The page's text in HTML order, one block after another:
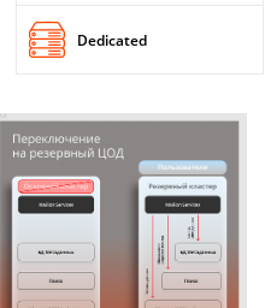
Dedicated